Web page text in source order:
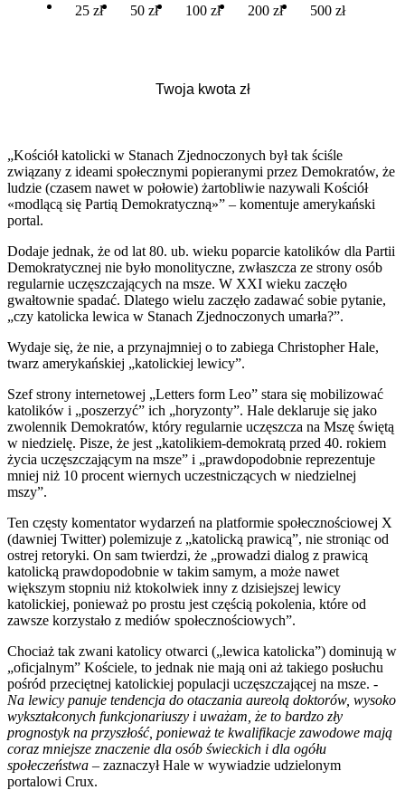
25 zł 50 zł 100 zł 200 zł 500 zł
„Kościół katolicki w Stanach Zjednoczonych był tak ściśle
związany z ideami społecznymi popieranymi przez Demokratów, że
ludzie (czasem nawet w połowie) żartobliwie nazywali Kościół
«modlącą się Partią Demokratyczną»” – komentuje amerykański
portal.
Dodaje jednak, że od lat 80. ub. wieku poparcie katolików dla Partii
Demokratycznej nie było monolityczne, zwłaszcza ze strony osób
regularnie uczęszczających na msze. W XXI wieku zaczęło
gwałtownie spadać. Dlatego wielu zaczęło zadawać sobie pytanie,
„czy katolicka lewica w Stanach Zjednoczonych umarła?”.
Wydaje się, że nie, a przynajmniej o to zabiega Christopher Hale,
twarz amerykańskiej „katolickiej lewicy”.
Szef strony internetowej „Letters form Leo” stara się mobilizować
katolików i „poszerzyć” ich „horyzonty”. Hale deklaruje się jako
zwolennik Demokratów, który regularnie uczęszcza na Mszę świętą
w niedzielę. Pisze, że jest „katolikiem-demokratą przed 40. rokiem
życia uczęszczającym na msze” i „prawdopodobnie reprezentuje
mniej niż 10 procent wiernych uczestniczących w niedzielnej
mszy”.
Ten częsty komentator wydarzeń na platformie społecznościowej X
(dawniej Twitter) polemizuje z „katolicką prawicą”, nie stroniąc od
ostrej retoryki. On sam twierdzi, że „prowadzi dialog z prawicą
katolicką prawdopodobnie w takim samym, a może nawet
większym stopniu niż ktokolwiek inny z dzisiejszej lewicy
katolickiej, ponieważ po prostu jest częścią pokolenia, które od
zawsze korzystało z mediów społecznościowych”.
Chociaż tak zwani katolicy otwarci („lewica katolicka”) dominują w
„oficjalnym” Kościele, to jednak nie mają oni aż takiego posłuchu
pośród przeciętnej katolickiej populacji uczęszczającej na msze. -
Na lewicy panuje tendencja do otaczania aureolą doktorów, wysoko
wykształconych funkcjonariuszy i uważam, że to bardzo zły
prognostyk na przyszłość, ponieważ te kwalifikacje zawodowe mają
coraz mniejsze znaczenie dla osób świeckich i dla ogółu
społeczeństwa – zaznaczył Hale w wywiadzie udzielonym
portalowi Crux.